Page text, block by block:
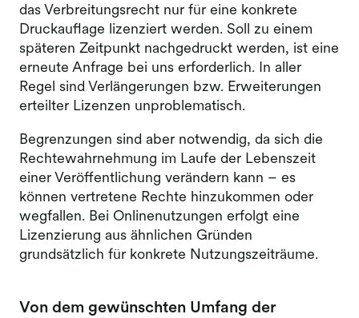
das Verbreitungsrecht nur für eine konkrete
Druckauflage lizenziert werden. Soll zu einem
späteren Zeitpunkt nachgedruckt werden, ist eine
erneute Anfrage bei uns erforderlich. In aller
Regel sind Verlängerungen bzw. Erweiterungen
erteilter Lizenzen unproblematisch.
Begrenzungen sind aber notwendig, da sich die
Rechtewahrnehmung im Laufe der Lebenszeit
einer Veröffentlichung verändern kann – es
können vertretene Rechte hinzukommen oder
wegfallen. Bei Onlinenutzungen erfolgt eine
Lizenzierung aus ähnlichen Gründen
grundsätzlich für konkrete Nutzungszeiträume.
Von dem gewünschten Umfang der